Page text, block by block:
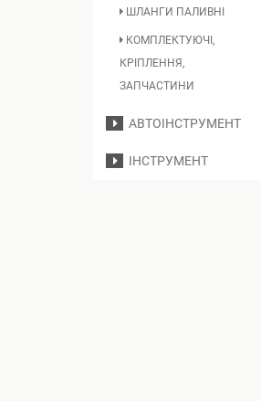
ШЛАНГИ ПАЛИВНІ
КОМПЛЕКТУЮЧІ,
КРІПЛЕННЯ,
ЗАПЧАСТИНИ
АВТОІНСТРУМЕНТ
ІНСТРУМЕНТ